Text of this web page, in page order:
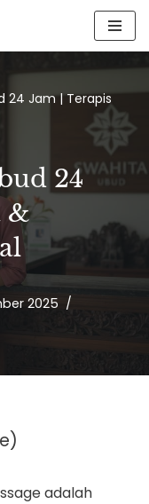
24 Jam | Terapis
24
&
2025
adalah